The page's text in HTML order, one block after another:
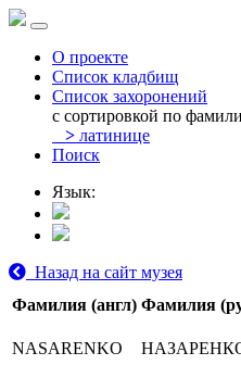
О проекте
Список кладбищ
Список захоронений
с сортировкой по
> латинице
Поиск
Язык:
Назад на сайт музея
Фамилия (англ) Фамилия
NASARENKO